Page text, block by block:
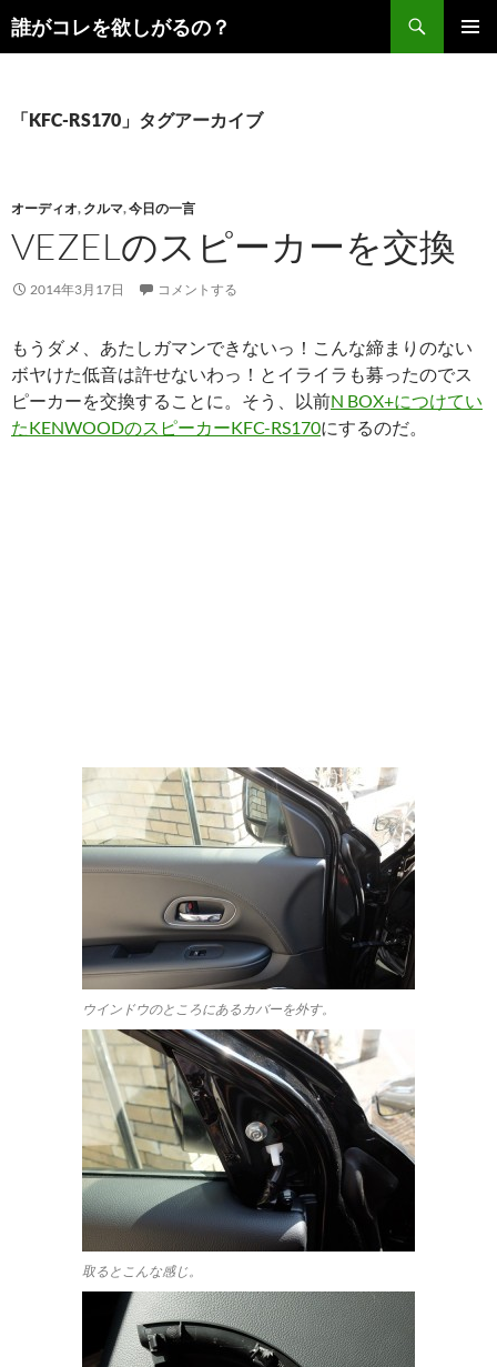
コ
ン
プ
誰がコレを欲しがるの？
検
索
「KFC-RS170」タグアーカイブ
オーディオ, クルマ,今日の一言
VEZELのスピーカーを交換
2014年3月17日 コメントする
もうダメ、あたしガマンできないっ！こんな締まりのない
ボヤけた低音は許せないわっ！とイライラも募ったのでス
ピーカーを交換することに。そう、以前N BOX+につけてい
たKENWOODのスピーカーKFC-RS170にするのだ。
ウインドウのところにあるカバーを外す。
取るとこんな感じ。